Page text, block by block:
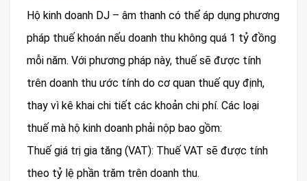
Hộ kinh doanh DJ – âm thanh có thể áp dụng phương
pháp thuế khoán nếu doanh thu không quá 1 tỷ đồng
mỗi năm. Với phương pháp này, thuế sẽ được tính
trên doanh thu ước tính do cơ quan thuế quy định,
thay vì kê khai chi tiết các khoản chi phí. Các loại
thuế mà hộ kinh doanh phải nộp bao gồm:
Thuế giá trị gia tăng (VAT): Thuế VAT sẽ được tính
theo tỷ lệ phần trăm trên doanh thu.